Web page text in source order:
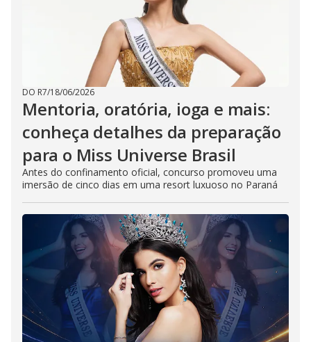
DO R7/18/06/2026
Mentoria, oratória, ioga e mais:
conheça detalhes da preparação
para o Miss Universe Brasil
Antes do confinamento oficial, concurso promoveu uma
imersão de cinco dias em uma resort luxuoso no Paraná